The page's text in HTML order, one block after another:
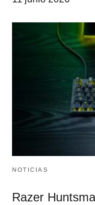
NOTICIAS
Razer